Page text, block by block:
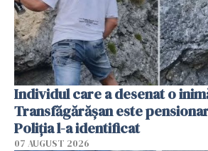
Individul care a desenat o
Transfăgărășan este
Poliția l-a identificat
07 AUGUST 2026